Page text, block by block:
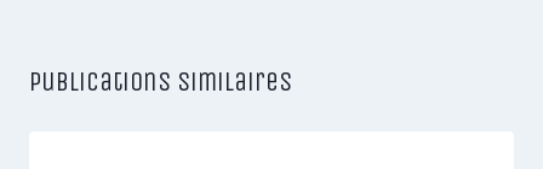
Publications similaires